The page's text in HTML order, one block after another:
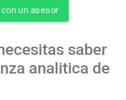
con un asesor
saber
analitica de